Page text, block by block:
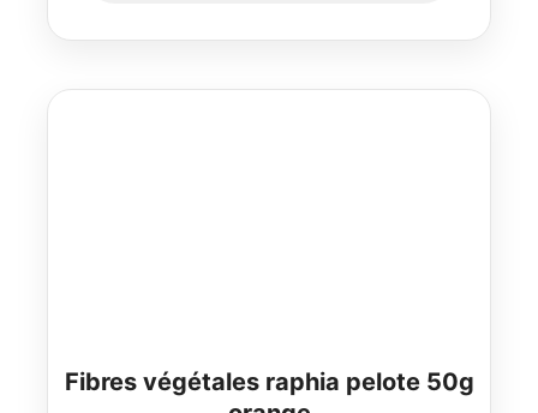
Fibres végétales raphia pelote 50g